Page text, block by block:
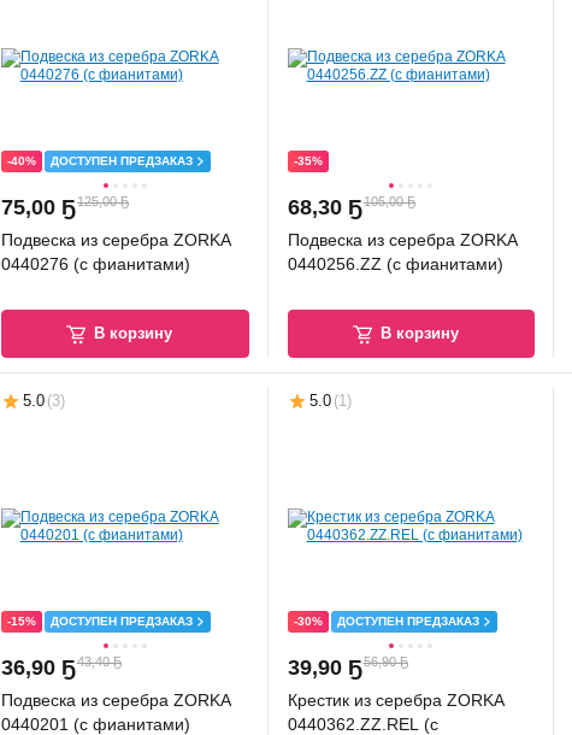
-40% ДОСТУПЕН ПРЕДЗАКАЗ
75,00 Ҕ125,00 Ҕ
Подвеска из серебра ZORKA
0440276 (с фианитами)
В корзину
-35%
68,30 Ҕ105,00 Ҕ
Подвеска из серебра ZORKA
0440256.ZZ (с фианитами)
В корзину
5.0 (3)
-15% ДОСТУПЕН ПРЕДЗАКАЗ
36,90 Ҕ43,40 Ҕ
Подвеска из серебра ZORKA
0440201 (с фианитами)
5.0 (1)
-30% ДОСТУПЕН ПРЕДЗАКАЗ
39,90 Ҕ56,90 Ҕ
Крестик из серебра ZORKA
0440362.ZZ.REL (с